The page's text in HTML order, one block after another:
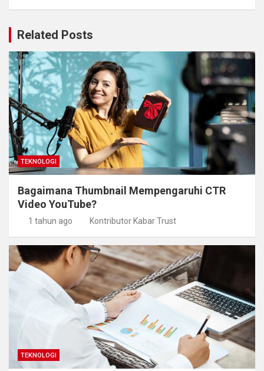
Related Posts
TEKNOLOGI
Bagaimana Thumbnail Mempengaruhi CTR
Video YouTube?
1 tahun ago Kontributor Kabar Trust
TEKNOLOGI